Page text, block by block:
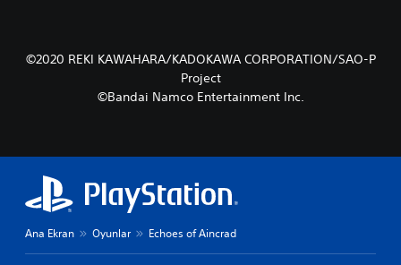
©2020 REKI KAWAHARA/KADOKAWA CORPORATION/SAO-P
Project
©Bandai Namco Entertainment Inc.
Ana Ekran Oyunlar Echoes of Aincrad